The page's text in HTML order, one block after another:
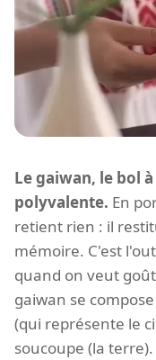
Le gaiwan, le bol
polyvalente. En
retient rien : il
mémoire. C'est
quand on veut
gaiwan se
(qui représente le
soucoupe (la